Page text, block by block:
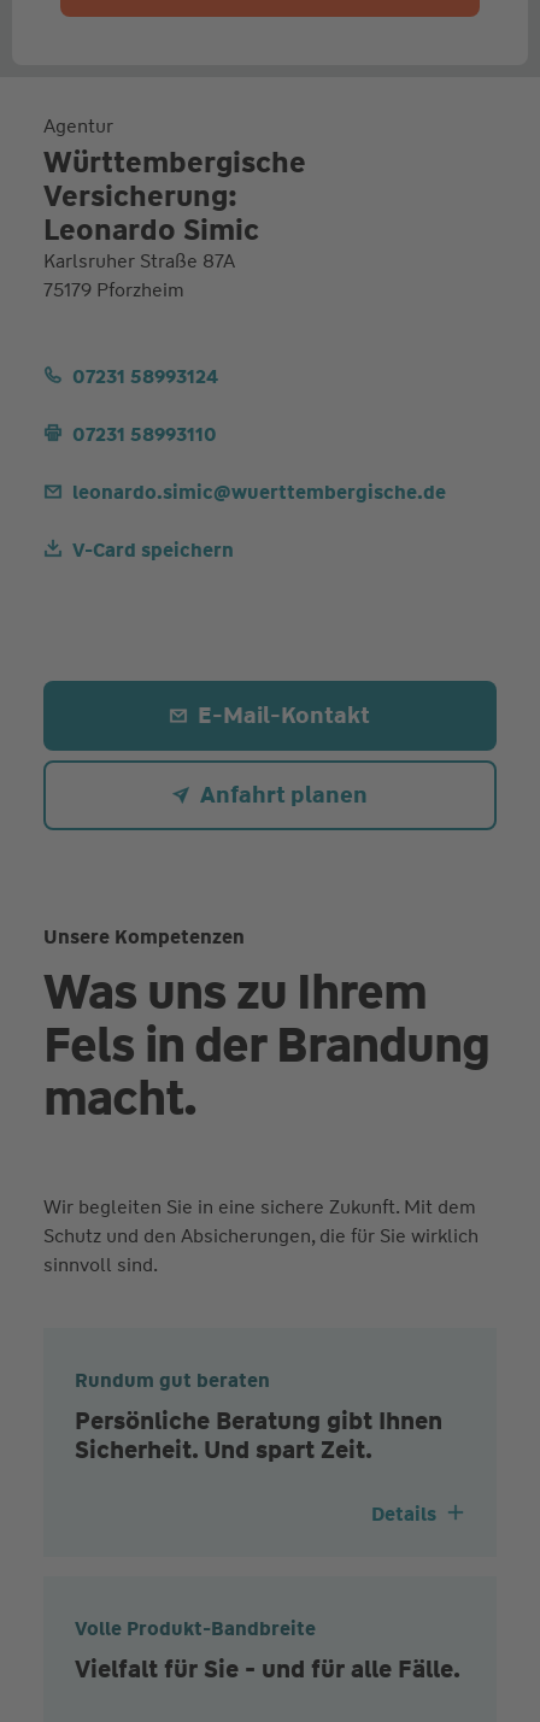
Agentur
Württembergische
Versicherung:
Leonardo Simic
Karlsruher Straße 87A
75179 Pforzheim
07231 58993124
07231 58993110
leonardo.simic@wuerttembergische.de
V-Card speichern
E-Mail-Kontakt
Anfahrt planen
Unsere Kompetenzen
Was uns zu Ihrem
Fels in der Brandung
macht.
Wir begleiten Sie in eine sichere Zukunft. Mit dem
Schutz und den Absicherungen, die für Sie wirklich
sinnvoll sind.
Rundum gut beraten
Persönliche Beratung gibt Ihnen
Sicherheit. Und spart Zeit.
Details
Volle Produkt-Bandbreite
Vielfalt für Sie - und für alle Fälle.